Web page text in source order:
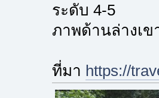
ระดับ 4-5
ภาพด้านล่างเ
ที่มา https://